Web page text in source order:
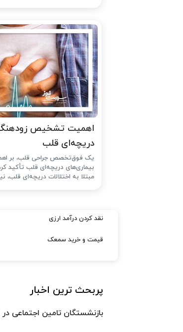
اهمیت تشخیص
دریچه‌ای قلب
یک فوق‌تخصص جراحی قلب، بر
بیماری‌های دریچه‌ای قلب تأکید
مبتلا به اختلالات دریچه‌ای قلب،
نقد کردن درآمد ارزی
قیمت و خرید سمعک
پربحث ترین اخبار
بازنشستگان تامین اجتماعی در